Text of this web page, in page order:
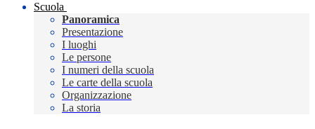
Scuola
Panoramica
Presentazione
I luoghi
Le persone
I numeri della scuola
Le carte della scuola
Organizzazione
La storia